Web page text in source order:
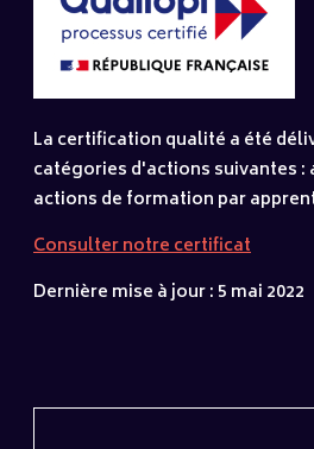
La certification qualité a été
catégories d'actions suivantes
actions de formation par
Consulter notre certificat
Dernière mise à jour : 5 mai 2022